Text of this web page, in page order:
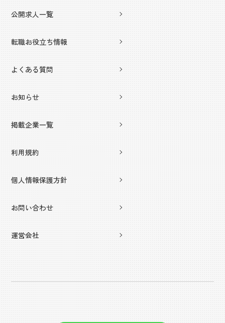
公開求人一覧
転職お役立ち情報
よくある質問
お知らせ
掲載企業一覧
利用規約
個人情報保護方針
お問い合わせ
運営会社